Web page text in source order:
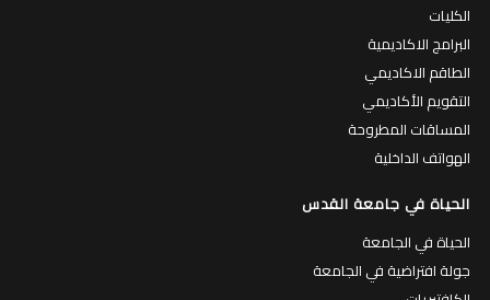
الكليات
البرامج الاكاديمية
الطاقم الاكاديمي
التقويم الأكاديمي
المساقات المطروحة
الهواتف الداخلية
الحياة في جامعة القدس
الحياة في الجامعة
جولة افتراضية في الجامعة